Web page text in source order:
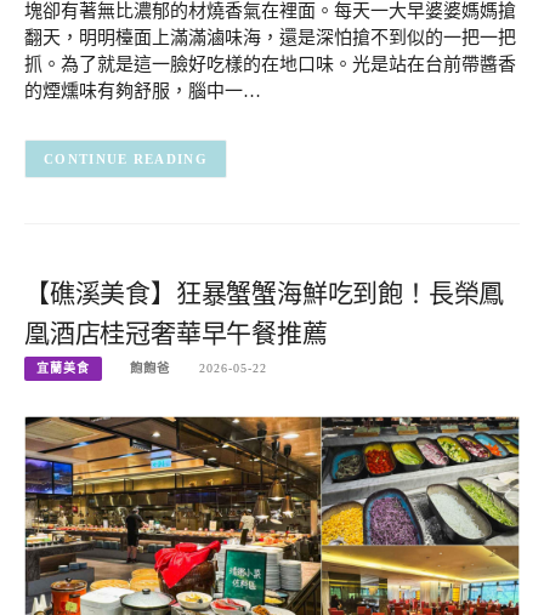
塊卻有著無比濃郁的材燒香氣在裡面。每天一大早婆婆媽媽搶
翻天，明明檯面上滿滿滷味海，還是深怕搶不到似的一把一把
抓。為了就是這一臉好吃樣的在地口味。光是站在台前帶醬香
的煙燻味有夠舒服，腦中一…
CONTINUE READING
【礁溪美食】狂暴蟹蟹海鮮吃到飽！長榮鳳
凰酒店桂冠奢華早午餐推薦
宜蘭美食 飽飽爸 2026-05-22